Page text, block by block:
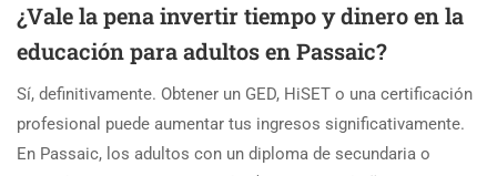
¿Vale la pena invertir tiempo y dinero en la
educación para adultos en Passaic?
Sí, definitivamente. Obtener un GED, HiSET o una certificación
profesional puede aumentar tus ingresos significativamente.
En Passaic, los adultos con un diploma de secundaria o